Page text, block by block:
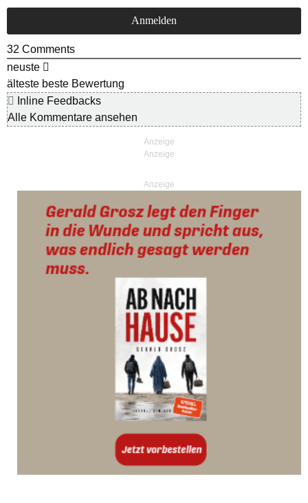
32 Comments
neuste
älteste beste Bewertung
Inline Feedbacks
Alle Kommentare ansehen
Anzeige